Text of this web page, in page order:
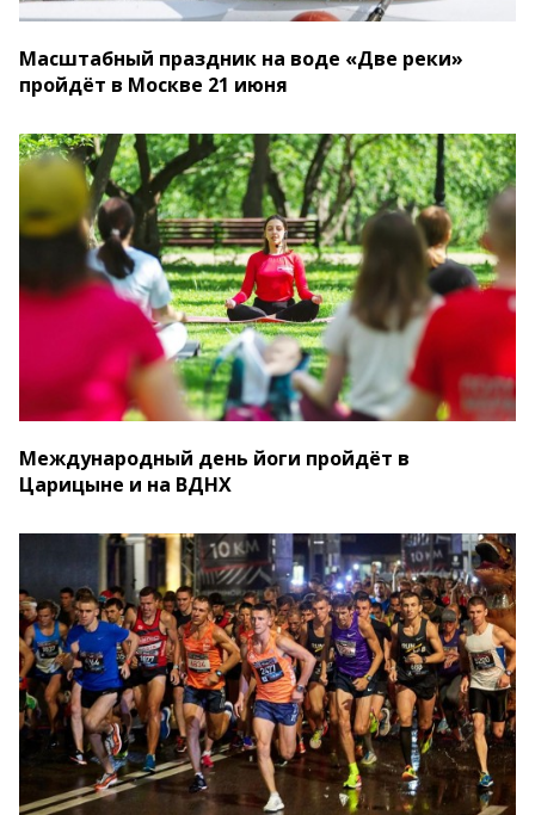
Масштабный праздник на воде «Две реки»
пройдёт в Москве 21 июня
Международный день йоги пройдёт в
Царицыне и на ВДНХ